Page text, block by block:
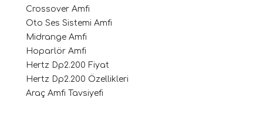
Crossover Amfi
Oto Ses Sistemi Amfi
Midrange Amfi
Hoparlör Amfi
Hertz Dp2.200 Fiyat
Hertz Dp2.200 Özellikleri
Araç Amfi Tavsiyefi